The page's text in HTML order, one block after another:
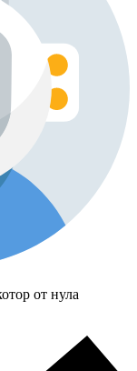
от нула